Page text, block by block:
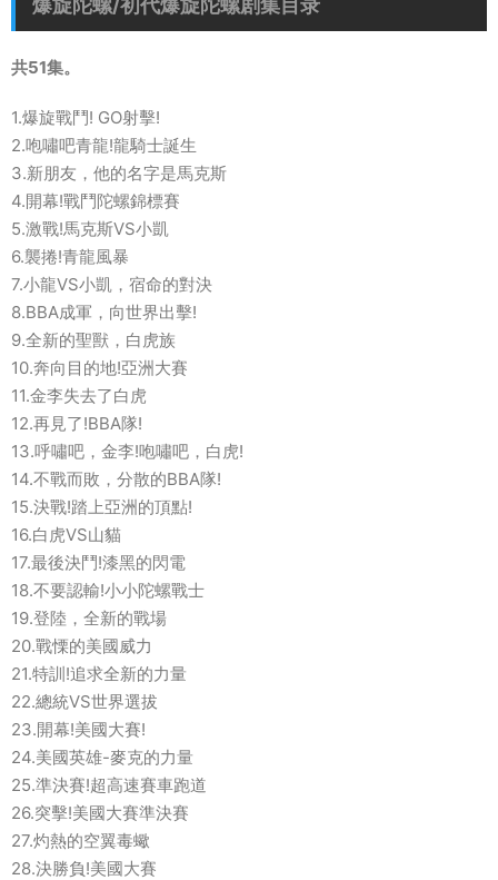
爆旋陀螺/初代爆旋陀螺剧集目录
共51集。
1.爆旋戰鬥! GO射擊!
2.咆嘯吧青龍!龍騎士誕生
3.新朋友，他的名字是馬克斯
4.開幕!戰鬥陀螺錦標賽
5.激戰!馬克斯VS小凱
6.襲捲!青龍風暴
7.小龍VS小凱，宿命的對決
8.BBA成軍，向世界出擊!
9.全新的聖獸，白虎族
10.奔向目的地!亞洲大賽
11.金李失去了白虎
12.再見了!BBA隊!
13.呼嘯吧，金李!咆嘯吧，白虎!
14.不戰而敗，分散的BBA隊!
15.決戰!踏上亞洲的頂點!
16.白虎VS山貓
17.最後決鬥!漆黑的閃電
18.不要認輸!小小陀螺戰士
19.登陸，全新的戰場
20.戰慄的美國威力
21.特訓!追求全新的力量
22.總統VS世界選拔
23.開幕!美國大賽!
24.美國英雄-麥克的力量
25.準決賽!超高速賽車跑道
26.突擊!美國大賽準決賽
27.灼熱的空翼毒蠍
28.決勝負!美國大賽